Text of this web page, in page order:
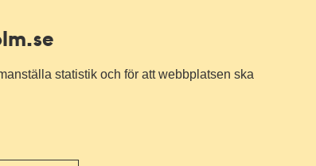
statistik och för att webbplatsen ska